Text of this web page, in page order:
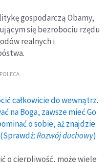
gospodarczą Obamy,
się bezrobociu rzędu
realnych i
całkowicie do wewnątrz.
na Boga, zawsze mieć Go
o sobie, aż znajdzie
Rozwój duchowy)
o cierpliwość, może wiele